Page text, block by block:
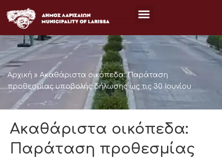
στο
περιεχόμενο
Αρχική » Ακαθάριστα οικόπεδα: Παράταση
προθεσμίας υποβολής δήλωσης ως τις 30 Ιουνίου
Ακαθάριστα οικόπεδα:
Παράταση προθεσμίας